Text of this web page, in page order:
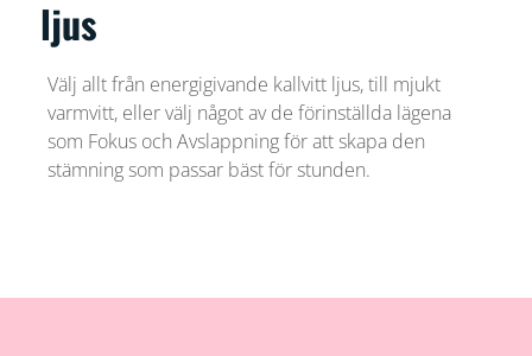
ljus
Välj allt från energigivande kallvitt ljus, till mjukt
varmvitt, eller välj något av de förinställda lägena
som Fokus och Avslappning för att skapa den
stämning som passar bäst för stunden.